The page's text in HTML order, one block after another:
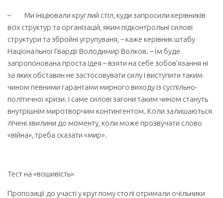
– Ми ініціювали круглий стіл, куди запросили керівників
всіх структур та організацій, яким підконтрольні силові
структури та збройні угрупуваня, – каже керівник штабу
Національної Гвардії Володимир Волков. – Їм буде
запропонована проста ідея – взяти на себе зобов’язання ні
за яких обставин не застосовувати силу і виступити таким
чином певними гарантами мирного виходу із суспільно-
політичної кризи. І саме силові загони таким чином стануть
внутрішнім миротворчим контингентом. Коли залишаються
лічені хвилини до моменту, коли може прозвучати слово
«війна», треба сказати «мир».
Тест на «вошивість»
Пропозиції до участі у круглому столі отримали очільники